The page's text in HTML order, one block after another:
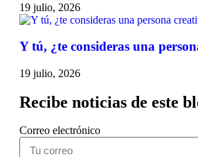
19 julio, 2026
Y tú, ¿te consideras una
19 julio, 2026
Recibe noticias de este
Correo electrónico